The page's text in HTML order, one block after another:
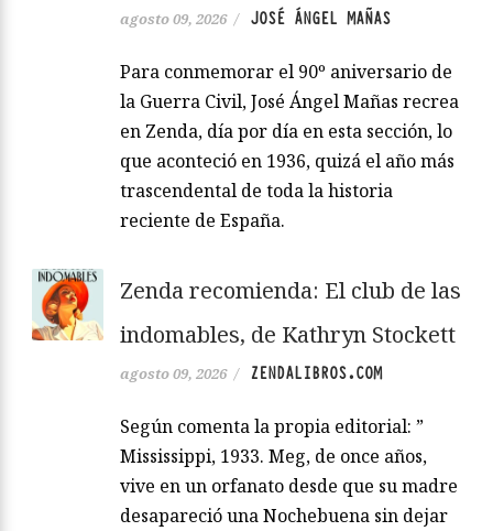
agosto 09, 2026 / JOSÉ ÁNGEL MAÑAS
Para conmemorar el 90º aniversario de
la Guerra Civil, José Ángel Mañas recrea
en Zenda, día por día en esta sección, lo
que aconteció en 1936, quizá el año más
trascendental de toda la historia
reciente de España.
Zenda recomienda: El club de las
indomables, de Kathryn Stockett
agosto 09, 2026 / ZENDALIBROS.COM
Según comenta la propia editorial: ”
Mississippi, 1933. Meg, de once años,
vive en un orfanato desde que su madre
desapareció una Nochebuena sin dejar